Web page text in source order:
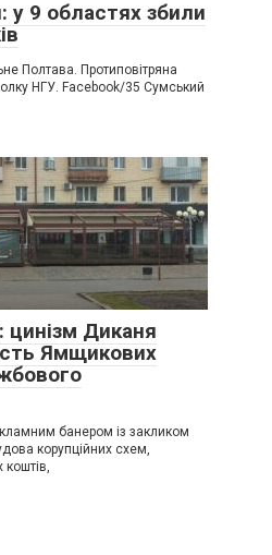
у 9 областях збили
Полтава. Протиповітряна
НГУ. Facebook/35 Сумський
цинізм Диканя
Ямщикових
банером із закликом
корупційних схем,